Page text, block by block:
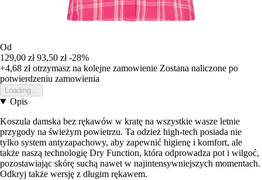
Od
129,00 zł 93,50 zł -28%
+4,68 złotrzymasz na kolejne zamowienie Zostana naliczone po
potwierdzeniu zamowienia
Loading...
Opis
Koszula damska bez rękawów w kratę na wszystkie wasze letnie
przygody na świeżym powietrzu. Ta odzież high-tech posiada nie
tylko system antyzapachowy, aby zapewnić higienę i komfort, ale
także naszą technologię Dry Function, która odprowadza pot i wilgoć,
pozostawiając skórę suchą nawet w najintensywniejszych momentach.
Odkryj także wersję z długim rękawem.